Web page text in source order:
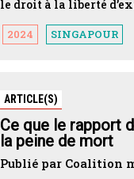
le droit à la liberté
2024 SINGAPOUR
ARTICLE(S)
Ce que le rapport
la peine de mort
Publié par Coalition